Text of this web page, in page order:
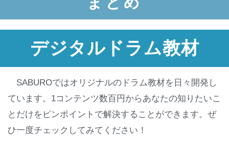
デジタルドラム教材
SABUROではオリジナルのドラム教材を日々開発し
ています。1コンテンツ数百円からあなたの知りたいこ
とだけをピンポイントで解決することができます。ぜ
ひ一度チェックしてみてください！